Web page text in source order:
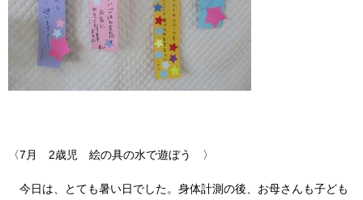
〈7月 2歳児 絵の具の水で遊ぼう 〉
今日は、とても暑い日でした。身体計測の後、お母さんも子ども